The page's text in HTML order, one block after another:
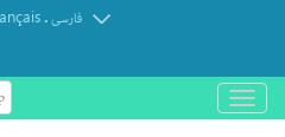
.فارسی
باز
و